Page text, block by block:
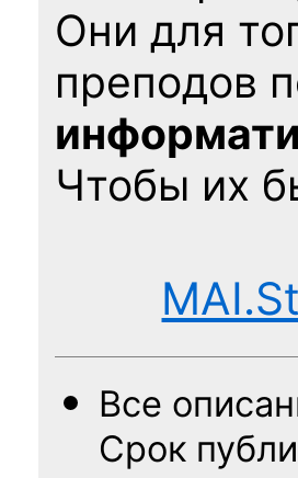
Они для
преподов
Чтобы их
Все
Срок